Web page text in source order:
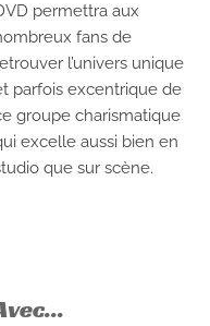
permettra aux
fans de
l’univers unique
parfois excentrique de
groupe charismatique
excelle aussi bien en
que sur scène.